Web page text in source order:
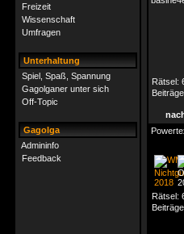
Freizeit
Wissenschaft
Umfragen
Unterhaltung
Spiel, Spaß, Spannung
Gagolganer unter sich
Off-Topic
Gagolga
Admininfo
Feedback
Rätsel:
Rätsel: